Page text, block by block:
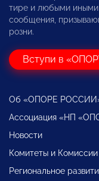
тире и любыми
сообщения,
розни.
Вступи в
Об «ОПОРЕ
Ассоциация «НП
Новости
Комитеты и Комиссии
Региональное